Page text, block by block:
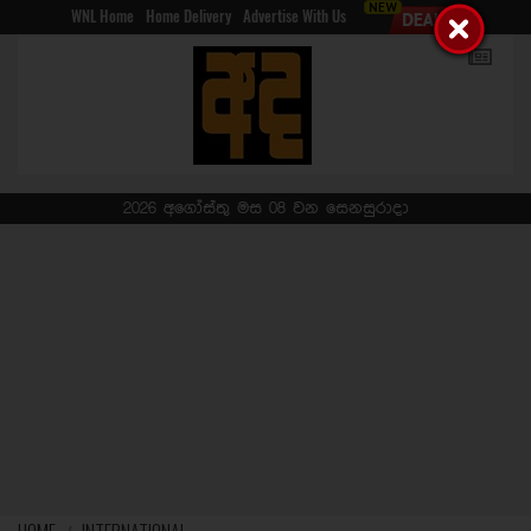
WNL Home Home Delivery Advertise With Us
2026 අගෝස්තු මස 08 වන සෙනසුරාදා